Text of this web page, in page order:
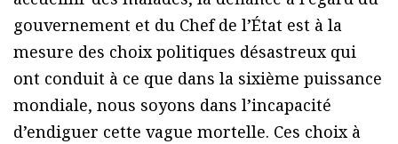
gouvernement et du Chef de l’État est à la
mesure des choix politiques désastreux qui
ont conduit à ce que dans la sixième puissance
mondiale, nous soyons dans l’incapacité
d’endiguer cette vague mortelle. Ces choix à